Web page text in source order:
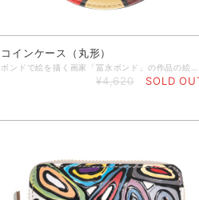
コインケース（丸形）
¥4,620 SOLD